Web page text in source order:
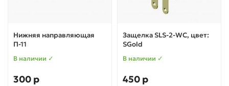
Нижняя направляющая
П-11
В наличии ✓
300 р
Защелка SLS-2-WC, цвет:
SGold
В наличии ✓
450 р